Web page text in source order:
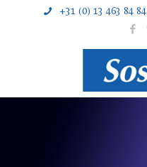
+31 (0) 13 463 84 84